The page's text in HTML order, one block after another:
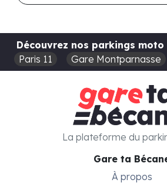
Découvrez nos parkings moto
Paris 11
Gare Montparnasse
Gare ta
À propos
La plateforme du